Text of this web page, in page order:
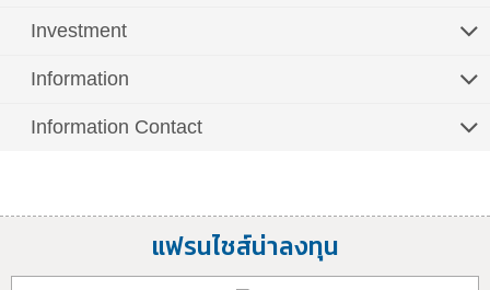
Investment
Information
Information Contact
แฟรนไชส์น่าลงทุน